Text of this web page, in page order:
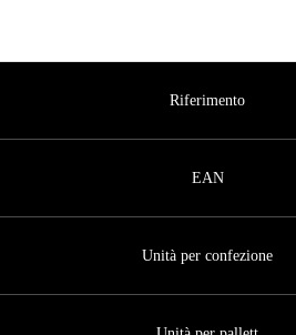
Riferimento
EAN
Unità per confezione